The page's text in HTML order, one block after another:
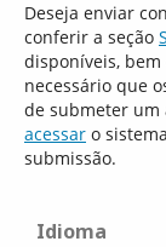
Deseja enviar
conferir a seção
disponíveis, bem
necessário que
de submeter um
acessar o
submissão.
Idioma